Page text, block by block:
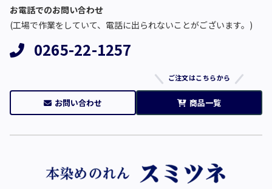
お電話でのお問い合わせ
(工場で作業をしていて、電話に出られないことがございます。)
0265-22-1257
お問い合わせ
ご注文はこちらから
商品一覧